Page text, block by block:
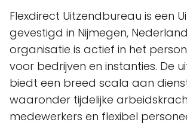
Flexdirect Uitzendbureau is een
gevestigd in Nijmegen,
organisatie is actief in het
voor bedrijven en instanties. De
biedt een breed scala aan
waaronder tijdelijke
medewerkers en flexibel